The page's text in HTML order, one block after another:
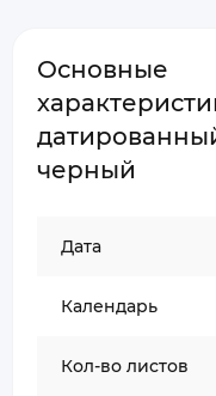
Основные
черный
Дата
Календарь
Кол-во листов